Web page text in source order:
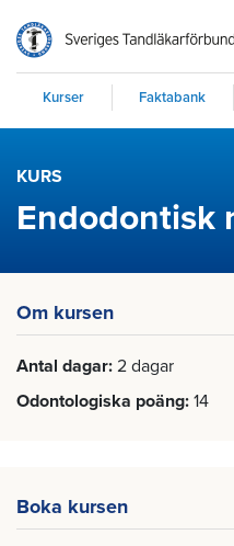
Kurser Faktabank
KURS
Endodontisk
Om kursen
Antal dagar 2 dagar
Odontologiska poäng 14
Boka kursen